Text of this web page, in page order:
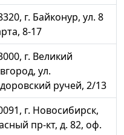
г. Байконур, ул. 8
8-17
г. Великий
ул.
ручей, 2/13
г. Новосибирск,
пр-кт, д. 82, оф.